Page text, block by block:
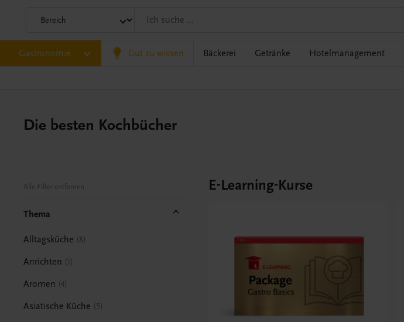
Gastronomie Gut zu wissen Bäckerei Getränke Hotelmanagement
Die besten Kochbücher
Alle Filter entfernen
Thema
Alltagsküche 8
Anrichten 1
Aromen 4
Asiatische Küche 5
E-Learning-Kurse